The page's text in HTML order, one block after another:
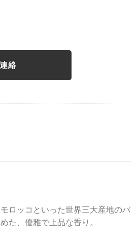
絡
ロッコといった世界三大産地のバ
た、優雅で上品な香り。